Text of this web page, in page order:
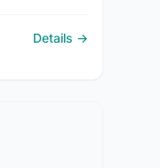
Details →